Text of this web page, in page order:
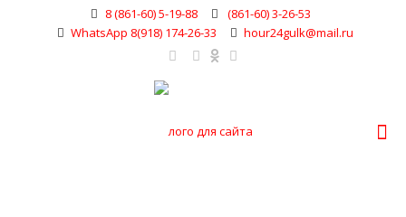
8 (861-60) 5-19-88
(861-60) 3-26-53
WhatsApp 8(918) 174-26-33
hour24gulk@mail.ru